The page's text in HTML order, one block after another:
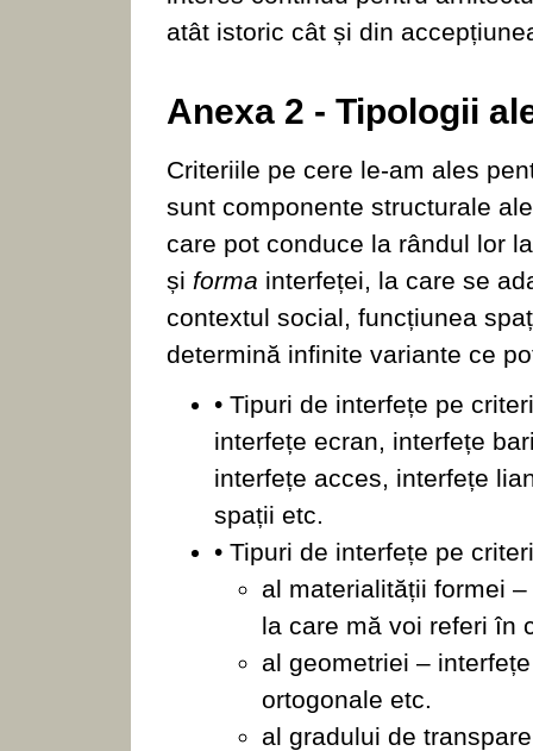
atât istoric cât și din
Anexa 2 - Tipologii
Criteriile pe cere le-am ales
sunt componente structurale
care pot conduce la rândul lor
și forma interfeței, la care se
contextul social, funcțiunea
determină infinite variante ce
• Tipuri de interfețe pe
interfețe ecran, interfețe
interfețe acces, interfețe
spații etc.
• Tipuri de interfețe pe
al materialității formei
la care mă voi referi în
al geometriei –
ortogonale etc.
al gradului de